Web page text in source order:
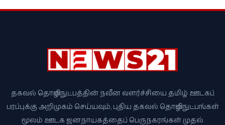
தகவல் தொழில்நுட்பத்தின் நவீன வளர்ச்சியை தமிழ் ஊடகப்
பரப்புக்கு அறிமுகம் செய்யவும், புதிய தகவல் தொழில்நுட்பங்கள்
மூலம் ஊடக ஜனநாயகத்தைப் பெருநகரங்கள் முதல்